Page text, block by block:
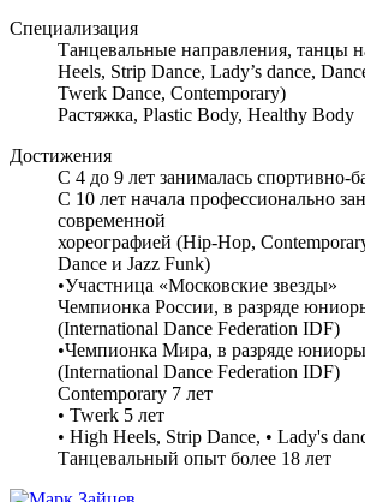
Специализация
Танцевальные направления, танцы
Heels, Strip Dance, Lady’s dance,
Twerk Dance, Contemporary)
Растяжка, Plastic Body, Healthy Body
Достижения
С 4 до 9 лет занималась спортивно-
С 10 лет начала профессионально
современной
хореографией (Hip-Hop,
Dance и Jazz Funk)
•Участница «Московские звезды»
Чемпионка России, в разряде
(International Dance Federation IDF)
•Чемпионка Мира, в разряде
(International Dance Federation IDF)
Contemporary 7 лет
• Twerk 5 лет
• High Heels, Strip Dance, • Lady's
Танцевальный опыт более 18 лет